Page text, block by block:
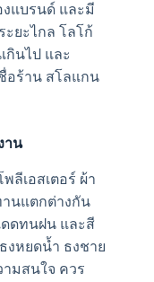
แบรนด์ และมี
ะยะไกล โลโก้
กินไป และ
อร้าน สโลแกน
าน
ลีเอสเตอร์ ผ้า
นแตกต่างกัน
ดทนฝน และสี
งหยดน้ำ ธงชาย
มสนใจ ควร